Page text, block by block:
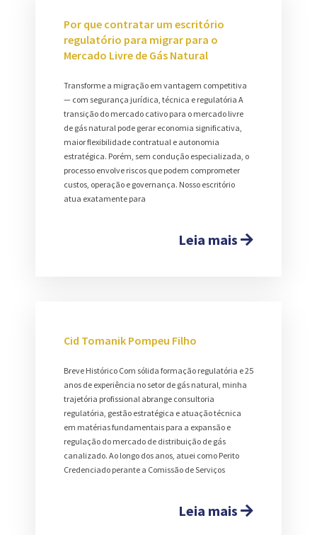
Por que contratar um escritório
regulatório para migrar para o
Mercado Livre de Gás Natural
Transforme a migração em vantagem competitiva
— com segurança jurídica, técnica e regulatória A
transição do mercado cativo para o mercado livre
de gás natural pode gerar economia significativa,
maior flexibilidade contratual e autonomia
estratégica. Porém, sem condução especializada, o
processo envolve riscos que podem comprometer
custos, operação e governança. Nosso escritório
atua exatamente para
Leia mais
Cid Tomanik Pompeu Filho
Breve Histórico Com sólida formação regulatória e 25
anos de experiência no setor de gás natural, minha
trajetória profissional abrange consultoria
regulatória, gestão estratégica e atuação técnica
em matérias fundamentais para a expansão e
regulação do mercado de distribuição de gás
canalizado. Ao longo dos anos, atuei como Perito
Credenciado perante a Comissão de Serviços
Leia mais